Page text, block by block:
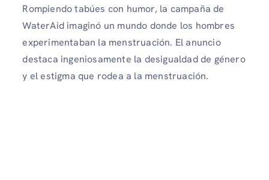
Rompiendo tabúes con humor, la campaña de
WaterAid imaginó un mundo donde los hombres
experimentaban la menstruación. El anuncio
destaca ingeniosamente la desigualdad de género
y el estigma que rodea a la menstruación.